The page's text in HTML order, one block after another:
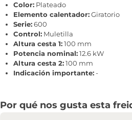
Color: Plateado
Elemento calentador:Giratorio
Serie:600
Control: Muletilla
Altura cesta 1:100 mm
Potencia nominal:12.6 kW
Altura cesta 2:100 mm
Indicación importante:-
Por qué nos gusta esta